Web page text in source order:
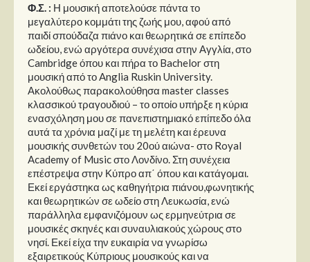
Φ.Σ. : Η μουσική αποτελούσε πάντα το
μεγαλύτερο κομμάτι της ζωής μου, αφού από
παιδί σπούδαζα πιάνο και θεωρητικά σε επίπεδο
ωδείου, ενώ αργότερα συνέχισα στην Αγγλία, στο
Cambridge όπου και πήρα το Bachelor στη
μουσική από το Anglia Ruskin University.
Ακολούθως παρακολούθησα master classes
κλασσικού τραγουδιού – το οποίο υπήρξε η κύρια
ενασχόληση μου σε πανεπιστημιακό επίπεδο όλα
αυτά τα χρόνια μαζί με τη μελέτη και έρευνα
μουσικής συνθετών του 20ού αιώνα- στο Royal
Academy of Music στο Λονδίνο. Στη συνέχεια
επέστρεψα στην Κύπρο απ΄ όπου και κατάγομαι.
Εκεί εργάστηκα ως καθηγήτρια πιάνου,φωνητικής
και θεωρητικών σε ωδείο στη Λευκωσία, ενώ
παράλληλα εμφανιζόμουν ως ερμηνεύτρια σε
μουσικές σκηνές και συναυλιακούς χώρους στο
νησί. Εκεί είχα την ευκαιρία να γνωρίσω
εξαιρετικούς Κύπριους μουσικούς και να